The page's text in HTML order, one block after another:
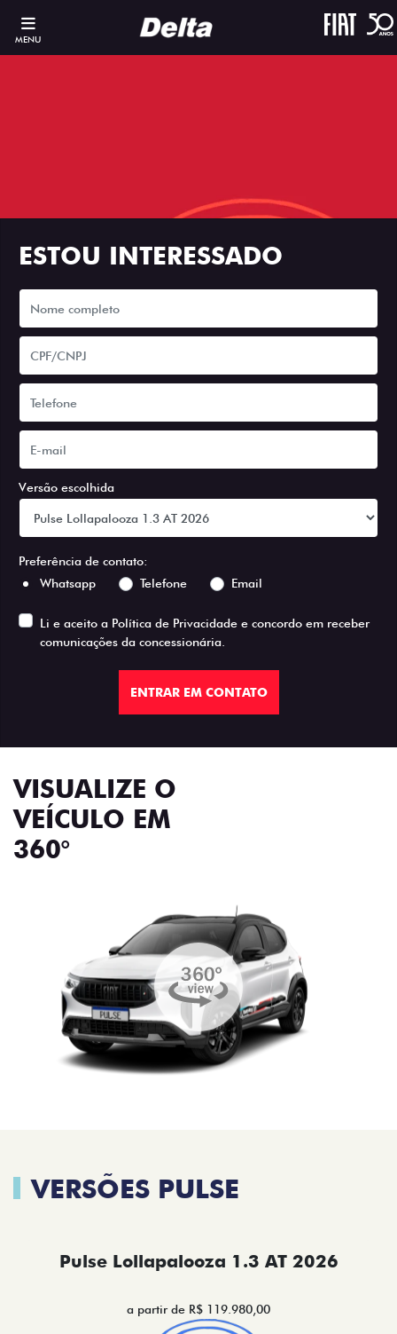
MENU
ESTOU INTERESSADO
Versão escolhida
Preferência de contato:
Whatsapp
Telefone Email
Li e aceito a Política de Privacidade e concordo em receber
comunicações da concessionária.
ENTRAR EM CONTATO
VISUALIZE O
VEÍCULO EM
360°
VERSÕES PULSE
Pulse Lollapalooza 1.3 AT 2026
a partir de R$ 119.980,00